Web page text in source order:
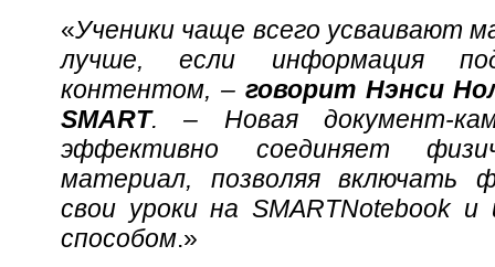
«Ученики чаще всего усваивают
лучше, если информация
контентом, – говорит Нэнси
SMART. – Новая документ-
эффективно соединяет
материал, позволяя включать
свои уроки наSMARTNotebookи
способом.»